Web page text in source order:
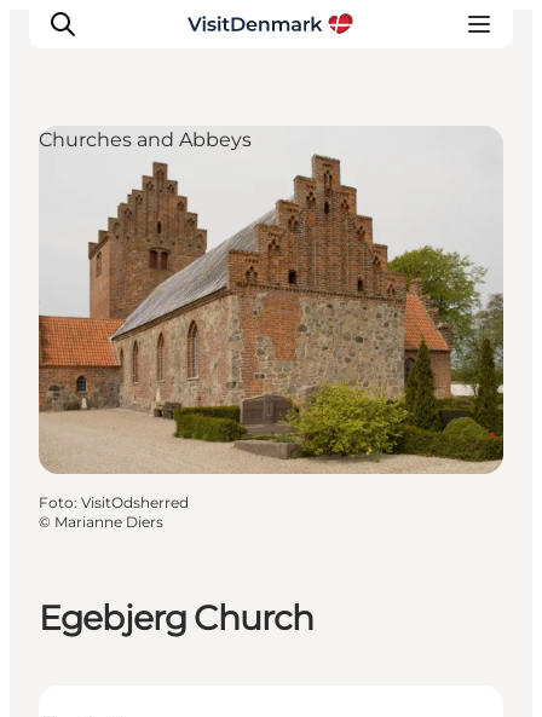
Inspiratie
Bestemmingen
Wat te doen
Accommodaties
Plan je reis
Egebjerg Church
Churches and Abbeys
Foto: VisitOdsherred
© Marianne Diers